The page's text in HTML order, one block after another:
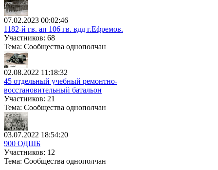
07.02.2023 00:02:46
1182-й гв. ап 106 гв. вдд г.Ефремов.
Участников: 68
Тема: Сообщества однополчан
02.08.2022 11:18:32
45 отдельный учебный ремонтно-
восстановительный батальон
Участников: 21
Тема: Сообщества однополчан
03.07.2022 18:54:20
900 ОДШБ
Участников: 12
Тема: Сообщества однополчан